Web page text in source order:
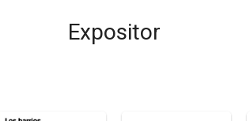
Expositor